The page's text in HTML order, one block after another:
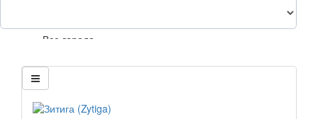
Все города